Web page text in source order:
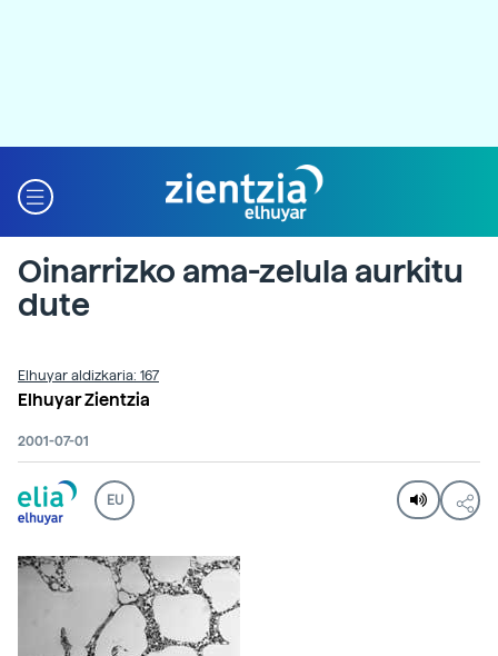
Oinarrizko ama-zelula aurkitu
dute
Elhuyar aldizkaria: 167
Elhuyar Zientzia
2001-07-01
EU